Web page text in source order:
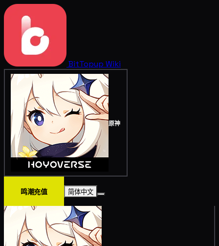
BitTopup Wiki
原神
鸣潮充值 简体中文